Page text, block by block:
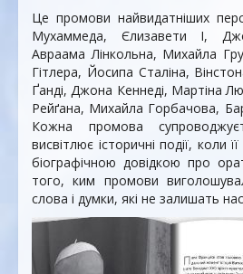
Це промови найвидатніших
Мухаммеда, Єлизавети I,
Авраама Лінкольна, Михайла
Гітлера, Йосипа Сталіна,
Ґанді, Джона Кеннеді, Мартіна
Рейґана, Михайла Горбачова,
Кожна промова
висвітлює історичні події, коли
біографічною довідкою про
того, ким промови
слова і думки, які не залишать